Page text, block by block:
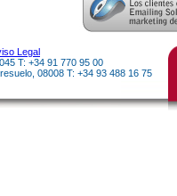
Legal
T: +34 91 770 95 00
08008 T: +34 93 488 16 75